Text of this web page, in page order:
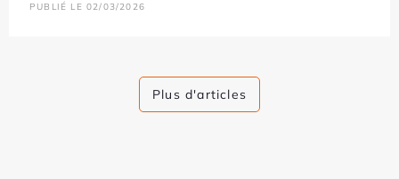
PUBLIÉ LE 02/03/2026
Plus d'articles